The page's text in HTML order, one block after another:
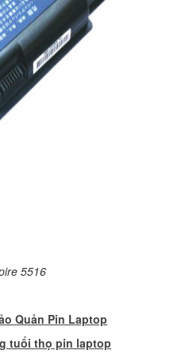
5516
Quản Pin Laptop
tuổi thọ pin laptop